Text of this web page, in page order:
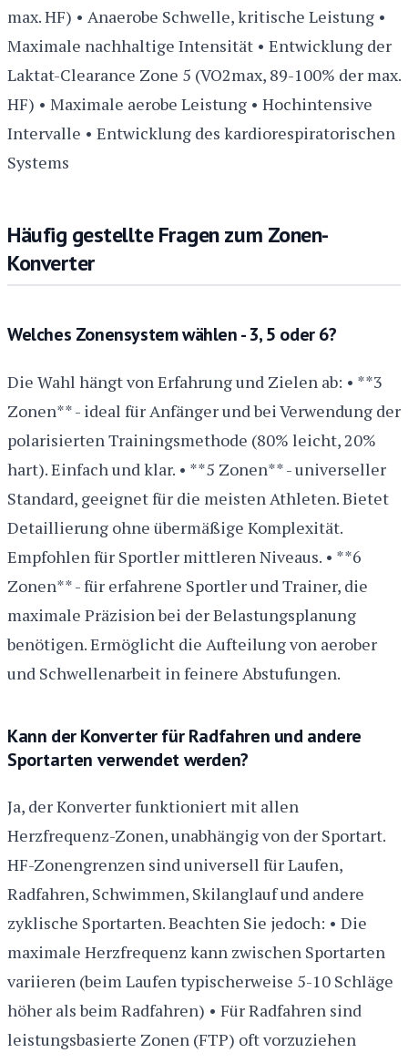
max. HF) • Anaerobe Schwelle, kritische Leistung •
Maximale nachhaltige Intensität • Entwicklung der
Laktat-Clearance Zone 5 (VO2max, 89-100% der max.
HF) • Maximale aerobe Leistung • Hochintensive
Intervalle • Entwicklung des kardiorespiratorischen
Systems
Häufig gestellte Fragen zum Zonen-
Konverter
Welches Zonensystem wählen - 3, 5 oder 6?
Die Wahl hängt von Erfahrung und Zielen ab: • **3
Zonen** - ideal für Anfänger und bei Verwendung der
polarisierten Trainingsmethode (80% leicht, 20%
hart). Einfach und klar. • **5 Zonen** - universeller
Standard, geeignet für die meisten Athleten. Bietet
Detaillierung ohne übermäßige Komplexität.
Empfohlen für Sportler mittleren Niveaus. • **6
Zonen** - für erfahrene Sportler und Trainer, die
maximale Präzision bei der Belastungsplanung
benötigen. Ermöglicht die Aufteilung von aerober
und Schwellenarbeit in feinere Abstufungen.
Kann der Konverter für Radfahren und andere
Sportarten verwendet werden?
Ja, der Konverter funktioniert mit allen
Herzfrequenz-Zonen, unabhängig von der Sportart.
HF-Zonengrenzen sind universell für Laufen,
Radfahren, Schwimmen, Skilanglauf und andere
zyklische Sportarten. Beachten Sie jedoch: • Die
maximale Herzfrequenz kann zwischen Sportarten
variieren (beim Laufen typischerweise 5-10 Schläge
höher als beim Radfahren) • Für Radfahren sind
leistungsbasierte Zonen (FTP) oft vorzuziehen